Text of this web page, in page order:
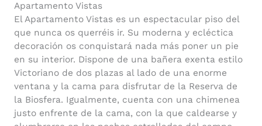
Apartamento Vistas
El Apartamento Vistas es un espectacular piso del
que nunca os querréis ir. Su moderna y ecléctica
decoración os conquistará nada más poner un pie
en su interior. Dispone de una bañera exenta estilo
Victoriano de dos plazas al lado de una enorme
ventana y la cama para disfrutar de la Reserva de
la Biosfera. Igualmente, cuenta con una chimenea
justo enfrente de la cama, con la que caldearse y